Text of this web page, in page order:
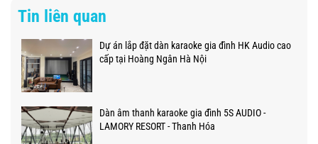
Tin liên quan
Dự án lắp đặt dàn karaoke gia đình HK Audio cao
cấp tại Hoàng Ngân Hà Nội
Dàn âm thanh karaoke gia đình 5S AUDIO -
LAMORY RESORT - Thanh Hóa